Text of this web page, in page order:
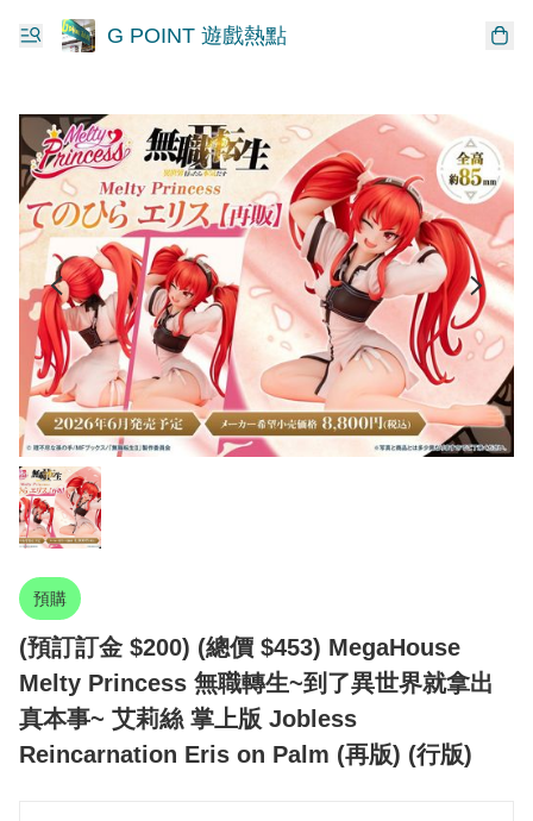
G POINT 遊戲熱點
預購
(預訂訂金 $200) (總價 $453) MegaHouse
Melty Princess 無職轉生~到了異世界就拿出
真本事~ 艾莉絲 掌上版 Jobless
Reincarnation Eris on Palm (再版) (行版)